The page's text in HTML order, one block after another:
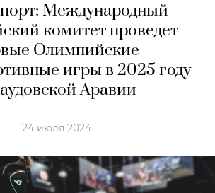
Международный
комитет проведет
Олимпийские
игры в 2025 году
Аравии
24 июля 2024